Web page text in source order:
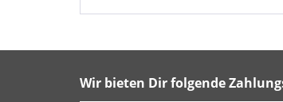
Wir bieten Dir folgende